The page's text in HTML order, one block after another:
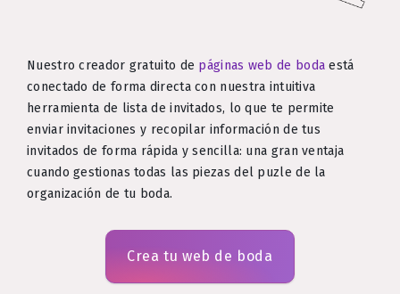
Nuestro creador gratuito de páginas web de boda está
conectado de forma directa con nuestra intuitiva
herramienta de lista de invitados, lo que te permite
enviar invitaciones y recopilar información de tus
invitados de forma rápida y sencilla: una gran ventaja
cuando gestionas todas las piezas del puzle de la
organización de tu boda.
Crea tu web de boda